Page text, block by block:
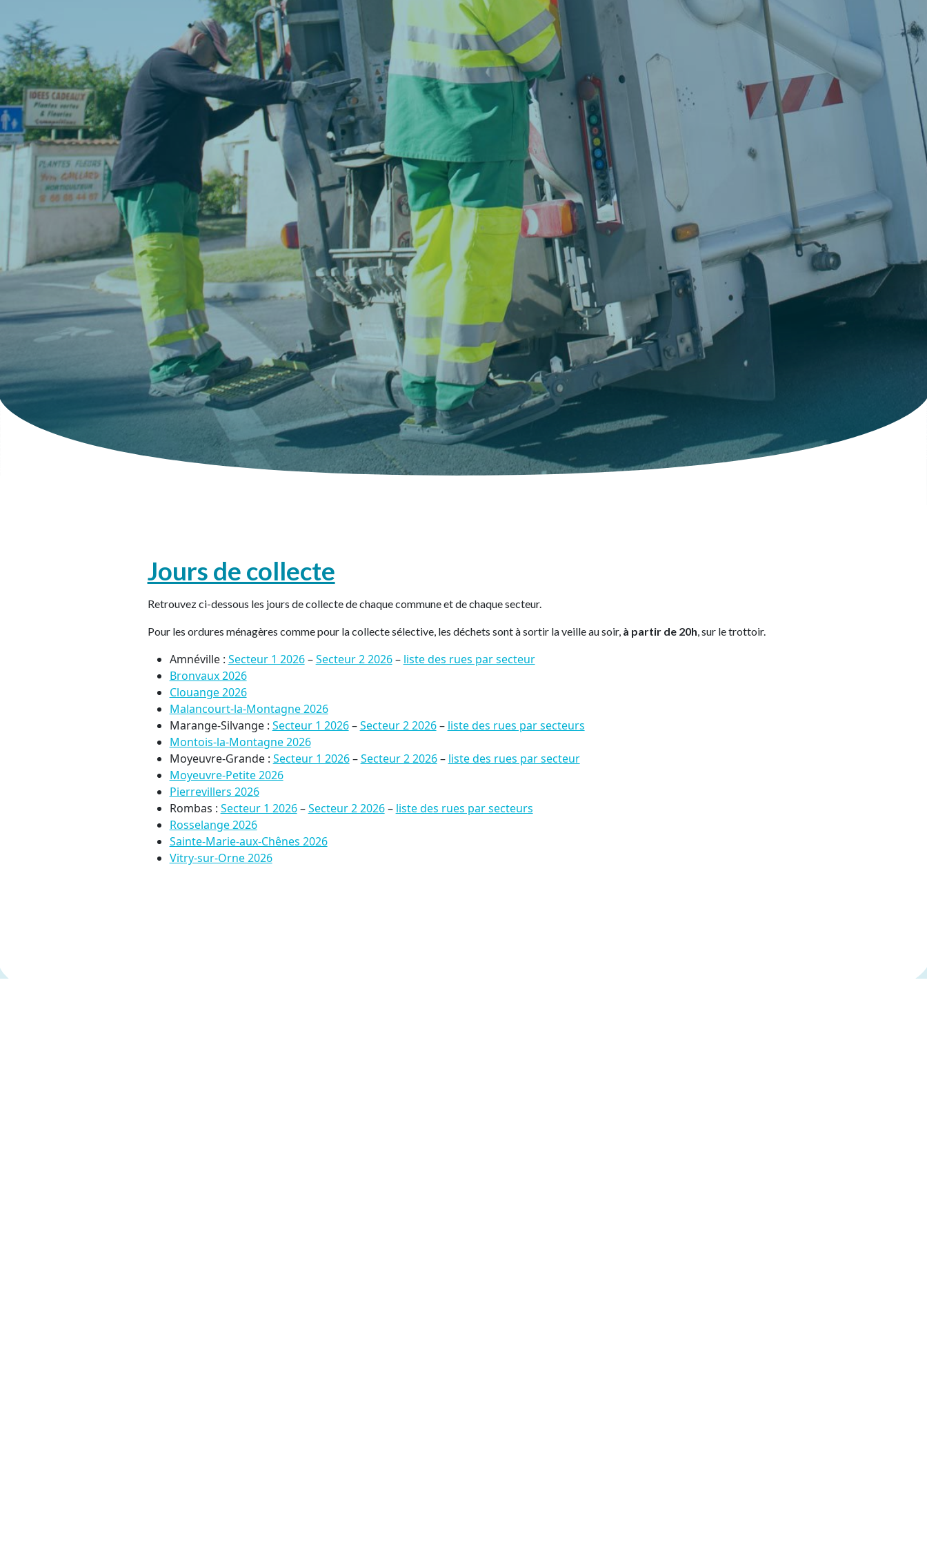
Jours de collecte
Retrouvez ci-dessous les jours de collecte de chaque commune et de chaque secteur.
Pour les ordures ménagères comme pour la collecte sélective, les déchets sont à sortir la veille au soir, à partir de 20h, sur le trottoir.
Amnéville : Secteur 1 2026–Secteur 2 2026– liste des rues par secteur
Bronvaux 2026
Clouange 2026
Malancourt-la-Montagne 2026
Marange-Silvange : Secteur 1 2026–Secteur 2 2026– liste des rues par secteurs
Montois-la-Montagne 2026
Moyeuvre-Grande : Secteur 1 2026–Secteur 2 2026– liste des rues par secteur
Moyeuvre-Petite 2026
Pierrevillers 2026
Rombas : Secteur 1 2026–Secteur 2 2026– liste des rues par secteurs
Rosselange 2026
Sainte-Marie-aux-Chênes 2026
Vitry-sur-Orne 2026